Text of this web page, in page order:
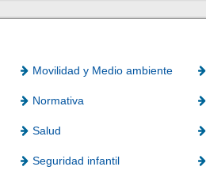
Movilidad y Medio ambiente
Normativa
Salud
Seguridad infantil